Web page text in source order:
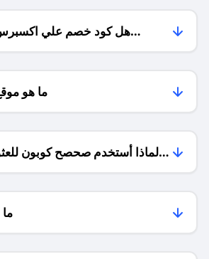
هل كود خصم علي
ما هو
لماذا أستخدم صحصح كوبون